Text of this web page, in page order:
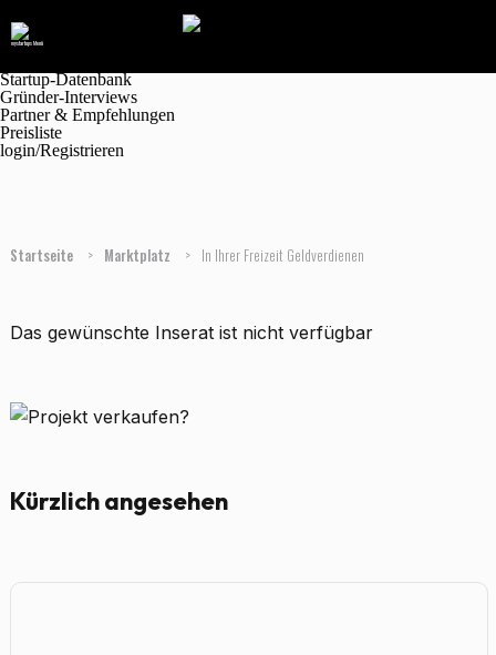
Marktplatz
Magazin
Startup-Datenbank
Gründer-Interviews
Partner & Empfehlungen
Preisliste
login/Registrieren
Startseite > Marktplatz > In Ihrer Freizeit Geldverdienen
Das gewünschte Inserat ist nicht verfügbar
Kürzlich angesehen